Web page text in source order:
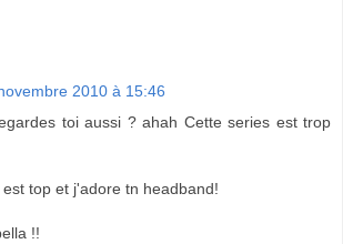
2010 à 15:46
toi aussi ? ahah Cette series est trop
top et j'adore tn headband!
!!